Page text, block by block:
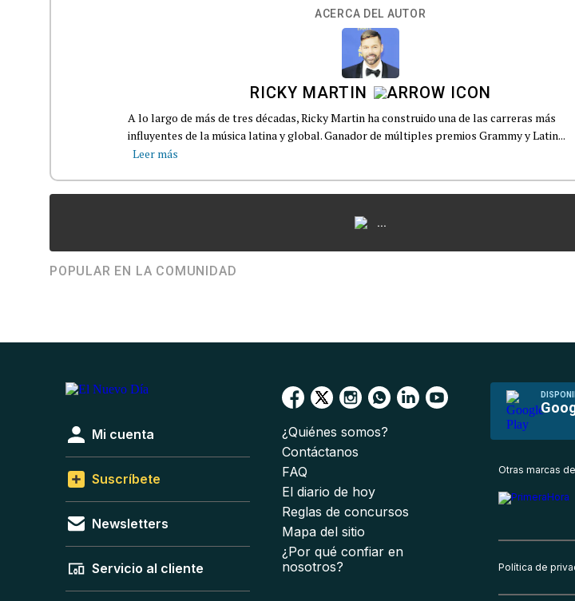
ACERCA DEL AUTOR
RICKY MARTIN
A lo largo de más de tres décadas, Ricky Martin ha construido una de las carreras más
influyentes de la música latina y global. Ganador de múltiples premios Grammy y Latin...
Leer más
...
POPULAR EN LA COMUNIDAD
Mi cuenta
Suscríbete
Newsletters
Servicio al cliente
¿Quiénes somos?
Contáctanos
FAQ
El diario de hoy
Reglas de concursos
Mapa del sitio
¿Por qué confiar en
nosotros?
Otras marcas
Política de